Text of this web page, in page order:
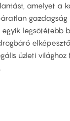
amelyet a
gazdagság
legsötétebb
üzleti világhoz